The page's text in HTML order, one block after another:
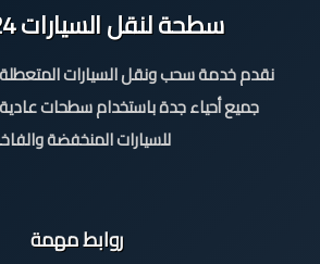
سطحة لنقل السيارات 24 ساعة
نقدم خدمة سحب ونقل السيارات
جميع أحياء جدة باستخدام سطحات
للسيارات المنخفضة
روابط مهمة